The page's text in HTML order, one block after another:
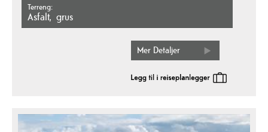
Terreng
asfalt grus
Mer Detaljer